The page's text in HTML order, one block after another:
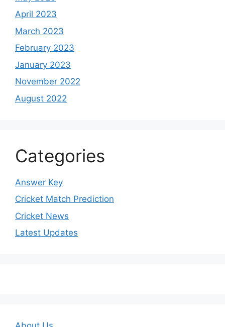
April 2023
March 2023
February 2023
January 2023
November 2022
August 2022
Categories
Answer Key
Cricket Match Prediction
Cricket News
Latest Updates